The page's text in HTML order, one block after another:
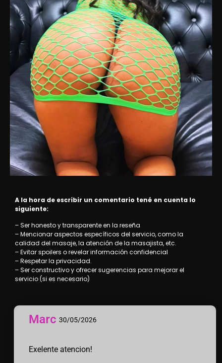
A la hora de escribir un comentario tené en cuenta lo
siguiente:
– Ser honesto y transparente en la reseña
– Mencionar aspectos específicos del servicio, como la
calidad del masaje, la atención de la masajista, etc.
– Evitar spoilers o revelar información confidencial
– Respetar la privacidad.
– Ser constructivo y ofrecer sugerencias para mejorar el
servicio (si es necesario)
Marc 30/05/2026
Exelente atencion!